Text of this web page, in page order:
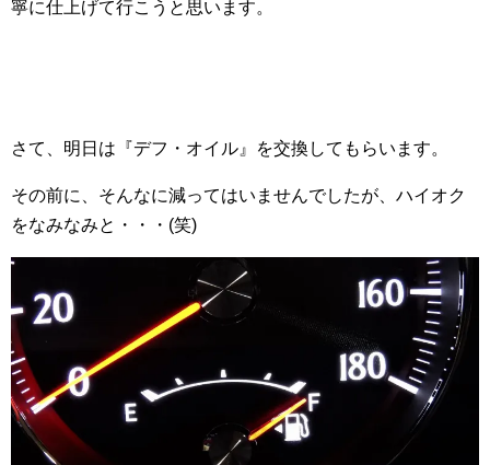
寧に仕上げて行こうと思います。
さて、明日は『デフ・オイル』を交換してもらいます。
その前に、そんなに減ってはいませんでしたが、ハイオク
をなみなみと・・・(笑)